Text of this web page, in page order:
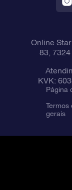
Online
83,
KVK:
Página
Termos
gerais